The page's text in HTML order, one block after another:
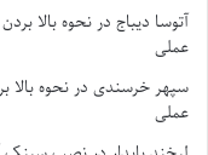
آتوسا دیباج درنحوه بالا
عملی
سپهر خرسندی درنحوه
عملی